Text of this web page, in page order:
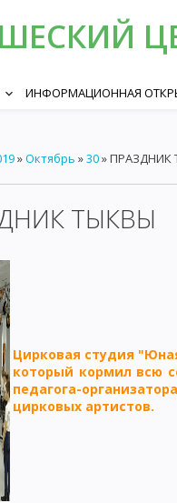
keyboard_arrow_down ИНФОРМАЦИОННАЯ
»Октябрь »30» ПРАЗДНИК
ТЫКВЫ
Цирковая студия
который кормил всю
педагога-
цирковых артистов.